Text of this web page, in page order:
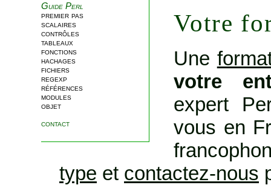
Guide Perl
premier pas
scalaires
contrôles
tableaux
fonctions
hachages
fichiers
regexp
références
modules
objet
contact
Votre
Une
votre
expert
vous en
type et contactez-nous